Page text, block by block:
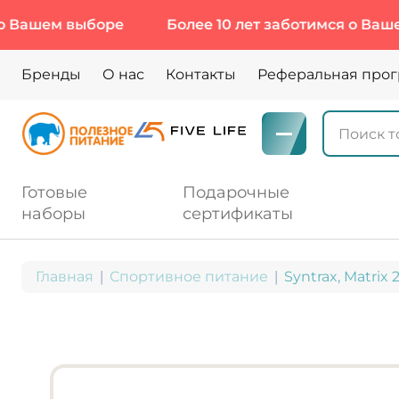
выборе Более 10 лет заботимся о Вашем
Бренды О нас Контакты Реферальная
Готовые
наборы
Подарочные
сертификаты
Главная Спортивное питание Syntrax, Matrix